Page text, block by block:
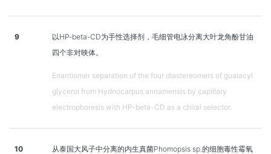
9
以HP-beta-CD为手性选择剂，毛细管电泳分离大叶龙角酚甘油
四个非对映体。
Enantiomer separation of the four diastereomers of guaiacyl
glycerol from Hydnocarpus annamensis by capillary
electrophoresis with HP-beta-CD as a chiral selector.
10
从泰国大风子中分离的内生真菌Phomopsis sp.的细胞毒性霉氧